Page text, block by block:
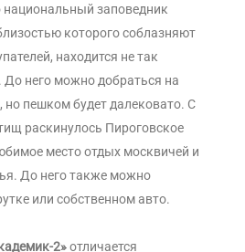
национальный заповедник
которого соблазняют
находится не так
До него можно добраться на
но пешком будет далековато. С
раскинулось Пироговское
место отдых москвичей и
До него также можно
или собственном авто.
2»отличается